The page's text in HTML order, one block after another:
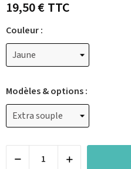
19,50 €TTC
Couleur :
Modèles & options :